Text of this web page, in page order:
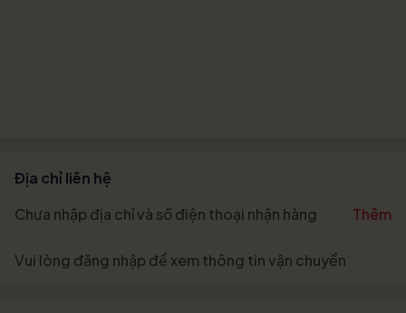
Địa chỉ liên hệ
Chưa nhập địa chỉ và số điện thoại nhận hàng
Thêm
Vui lòng đăng nhập để xem thông tin vận chuyển